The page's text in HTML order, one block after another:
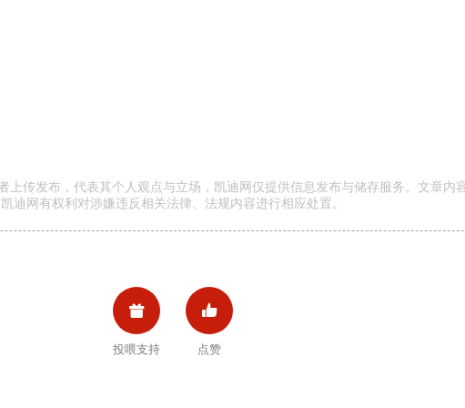
上传发布，代表其个人观点与立场，凯迪网仅提供信息发布与储存服务。文章内
迪网有权利对涉嫌违反相关法律、法规内容进行相应处置。

投喂支持

点赞